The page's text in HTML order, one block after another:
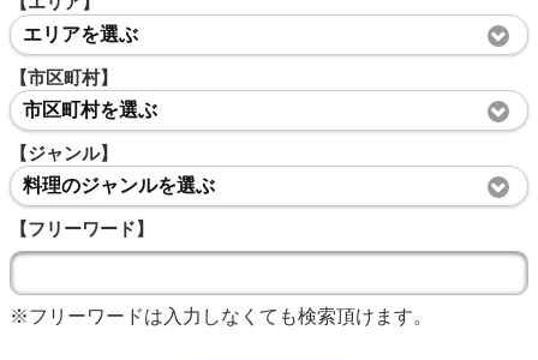
エリアを選ぶ
【市区町村】
市区町村を選ぶ
【ジャンル】
料理のジャンルを選ぶ
【フリーワード】
※フリーワードは入力しなくても検索頂けます。